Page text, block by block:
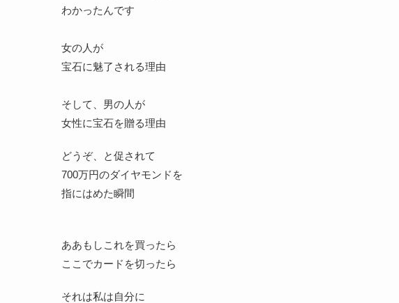
わかったんです
女の人が
宝石に魅了される理由
そして、男の人が
女性に宝石を贈る理由
どうぞ、と促されて
700万円のダイヤモンドを
指にはめた瞬間
ああもしこれを買ったら
ここでカードを切ったら
それは私は自分に